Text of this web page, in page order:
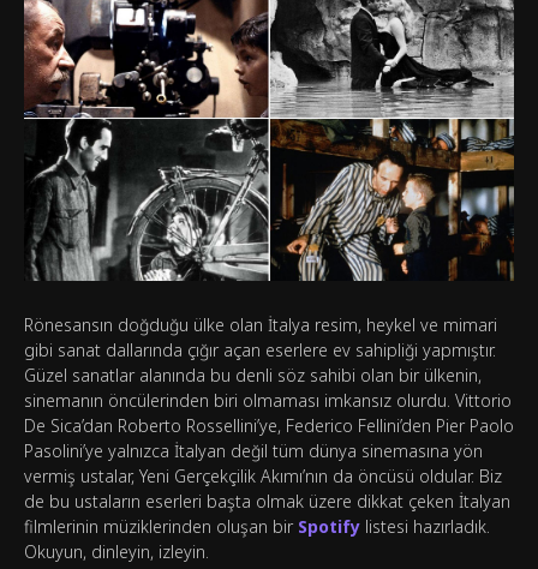
Rönesansın doğduğu ülke olan İtalya resim, heykel ve mimari
gibi sanat dallarında çığır açan eserlere ev sahipliği yapmıştır.
Güzel sanatlar alanında bu denli söz sahibi olan bir ülkenin,
sinemanın öncülerinden biri olmaması imkansız olurdu. Vittorio
De Sica’dan Roberto Rossellini’ye, Federico Fellini’den Pier Paolo
Pasolini’ye yalnızca İtalyan değil tüm dünya sinemasına yön
vermiş ustalar, Yeni Gerçekçilik Akımı’nın da öncüsü oldular. Biz
de bu ustaların eserleri başta olmak üzere dikkat çeken İtalyan
filmlerinin müziklerinden oluşan bir Spotify listesi hazırladık.
Okuyun, dinleyin, izleyin.